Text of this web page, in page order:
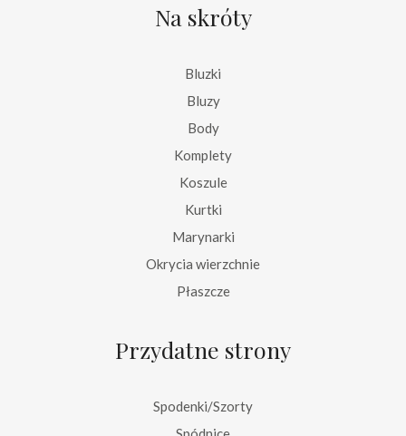
Na skróty
Bluzki
Bluzy
Body
Komplety
Koszule
Kurtki
Marynarki
Okrycia wierzchnie
Płaszcze
Przydatne strony
Spodenki/Szorty